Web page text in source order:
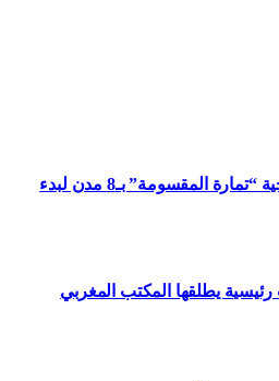
جمعية تحدي تطلق مسرحية “تمارة المقسومة” بـ8 مدن لبدء
5 توجيهات رئيسية يطلقها المكتب المغربي